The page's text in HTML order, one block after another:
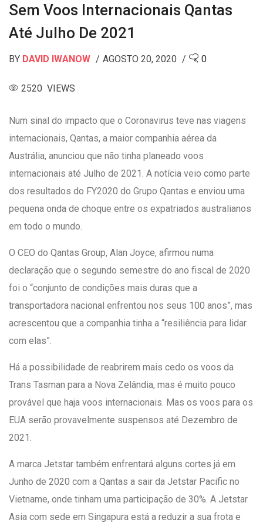
Sem Voos Internacionais Qantas
Até Julho De 2021
BY DAVID IWANOW AGOSTO 20, 2020 0
2520 VIEWS
Num sinal do impacto que o Coronavirus teve nas viagens
internacionais, Qantas, a maior companhia aérea da
Austrália, anunciou que não tinha planeado voos
internacionais até Julho de 2021. A notícia veio como parte
dos resultados do FY2020 do Grupo Qantas e enviou uma
pequena onda de choque entre os expatriados australianos
em todo o mundo.
O CEO do Qantas Group, Alan Joyce, afirmou numa
declaração que o segundo semestre do ano fiscal de 2020
foi o “conjunto de condições mais duras que a
transportadora nacional enfrentou nos seus 100 anos”, mas
acrescentou que a companhia tinha a “resiliência para lidar
com elas”.
Há a possibilidade de reabrirem mais cedo os voos da
Trans Tasman para a Nova Zelândia, mas é muito pouco
provável que haja voos internacionais. Mas os voos para os
EUA serão provavelmente suspensos até Dezembro de
2021.
A marca Jetstar também enfrentará alguns cortes já em
Junho de 2020 com a Qantas a sair da Jetstar Pacific no
Vietname, onde tinham uma participação de 30%. A Jetstar
Asia com sede em Singapura está a reduzir a sua frota e